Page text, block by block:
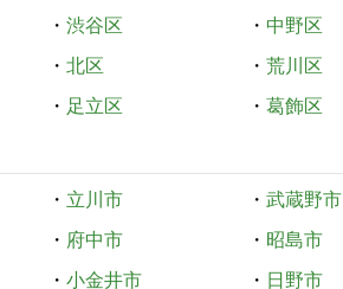
・ 渋谷区 ・ 中野区
・ 北区 ・ 荒川区
・ 足立区 ・ 葛飾区
・ 立川市 ・ 武蔵野市
・ 府中市 ・ 昭島市
・ 小金井市 ・ 日野市